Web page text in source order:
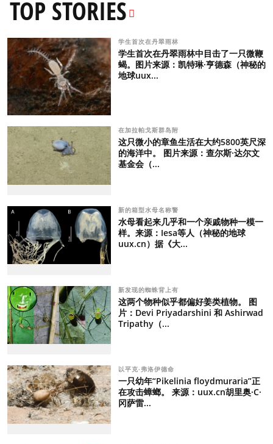
TOP STORIES
学生首次在丹翠雨林
学生首次在丹翠雨林中目击了一只微鞭
蝎。图片来源：凯特琳·亨德森（神秘的
地球uux...
在加拉帕戈斯群岛附
这只微小的章鱼生活在大约5800英尺深
的海洋中。 图片来源：查尔斯·达尔文
基金会（...
新的箱型水母名称警
水母看起来几乎和一个亲戚物种一模一
样。来源：Iesa等人（神秘的地球
uux.cn）据《大...
新发现的蜘蛛背上有
这两个物种似乎都偏好姜类植物。 图
片：Devi Priyadarshini 和 Ashirwad
Tripathy（...
以平克·弗洛伊德命
一只幼年“Pikelinia floydmuraria”正
在攻击蟑螂。 来源：uux.cn胡里奥·C·
冈萨雷...